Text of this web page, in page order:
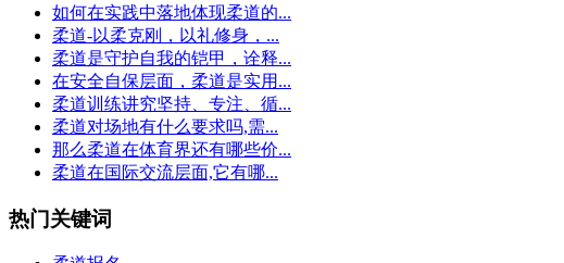
如何在实践中落地体现柔道的...
柔道-以柔克刚，以礼修身，...
柔道是守护自我的铠甲，诠释...
在安全自保层面，柔道是实用...
柔道训练讲究坚持、专注、循...
柔道对场地有什么要求吗,需...
那么柔道在体育界还有哪些价...
柔道在国际交流层面,它有哪...
热门关键词